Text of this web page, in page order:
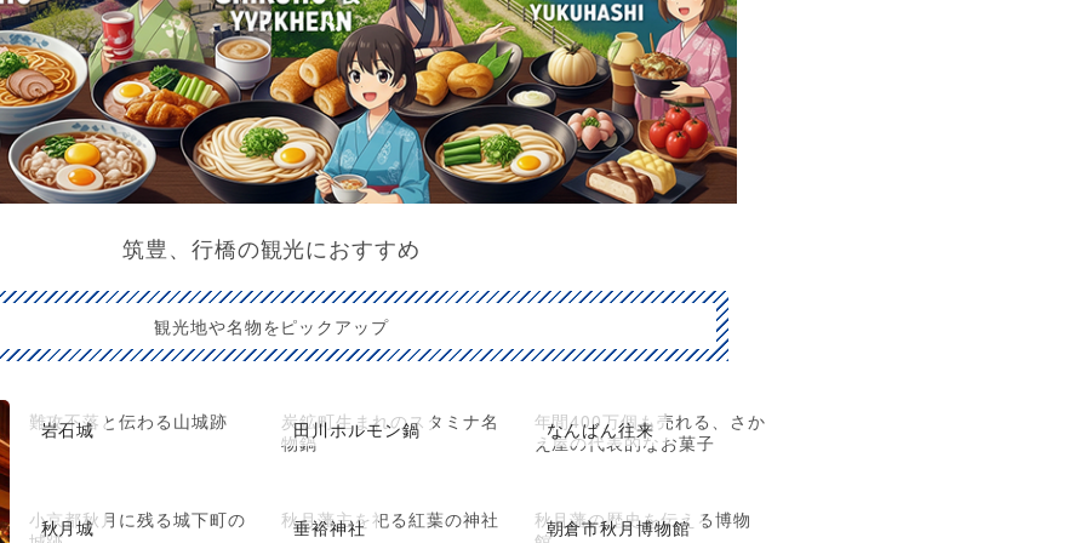
筑豊、行橋の観光におすすめ
観光地や名物をピックアップ
岩石城
難攻不落と伝わる山城跡 田川ホルモン鍋
炭鉱町生まれのスタミナ名
物鍋
なんばん往来
年間400万個も売れる、さか
え屋の代表的なお菓子
秋月城
小京都秋月に残る城下町の
垂裕神社
秋月藩主を祀る紅葉の神社 朝倉市秋月博物館
秋月藩の歴史を伝える博物